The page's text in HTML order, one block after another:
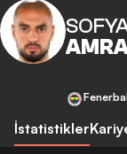
İstatistikler